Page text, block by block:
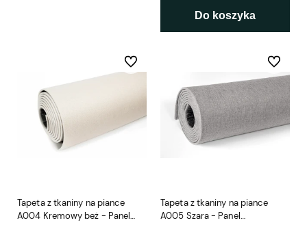
Do koszyka
Tapeta z tkaniny na piance
A004 Kremowy beż - Panel
Do ulubionych
Tapeta z tkaniny na piance
A005 Szara - Panel
Do